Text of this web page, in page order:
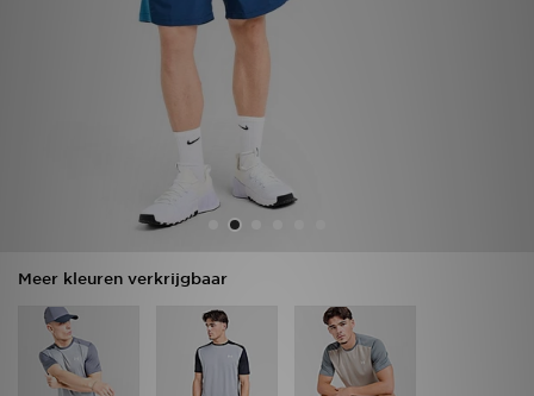
Meer kleuren verkrijgbaar
Bestelling traceren